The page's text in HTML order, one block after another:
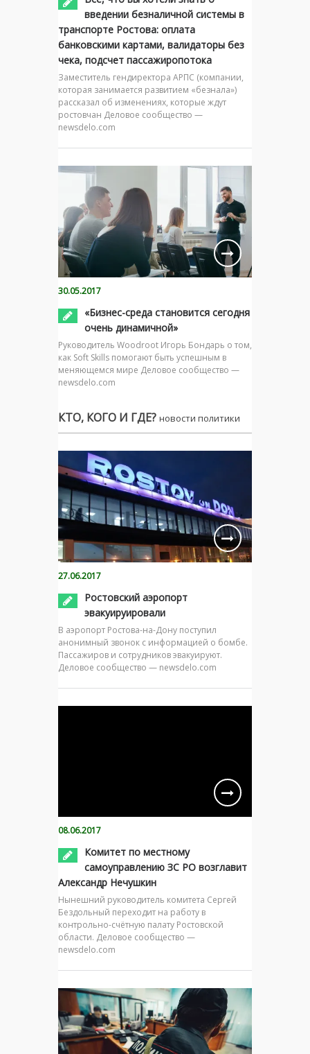
введении безналичной системы в
транспорте Ростова: оплата
банковскими картами, валидаторы без
чека, подсчет пассажиропотока
Заместитель гендиректора АРПС (компании,
которая занимается развитием «безнала»)
рассказал об изменениях, которые ждут
ростовчан Деловое сообщество —
newsdelo.com
30.05.2017
«Бизнес-среда становится сегодня
очень динамичной»
Руководитель Woodroot Игорь Бондарь о том,
как Soft Skills помогают быть успешным в
меняющемся мире Деловое сообщество —
newsdelo.com
КТО, КОГО И ГДЕ? новости политики
27.06.2017
Ростовский аэропорт
эвакуируировали
В аэропорт Ростова-на-Дону поступил
анонимный звонок с информацией о бомбе.
Пассажиров и сотрудников эвакуируют.
Деловое сообщество — newsdelo.com
08.06.2017
Комитет по местному
самоуправлению ЗС РО возглавит
Александр Нечушкин
Нынешний руководитель комитета Сергей
Бездольный переходит на работу в
контрольно-счётную палату Ростовской
области. Деловое сообщество —
newsdelo.com